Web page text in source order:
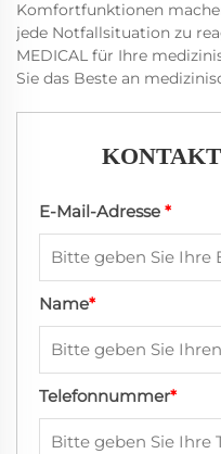
Komfortfunktionen
jede Notfallsituation zu
MEDICAL für Ihre
Sie das Beste an
E-Mail-Adresse *
Name*
Telefonnummer*